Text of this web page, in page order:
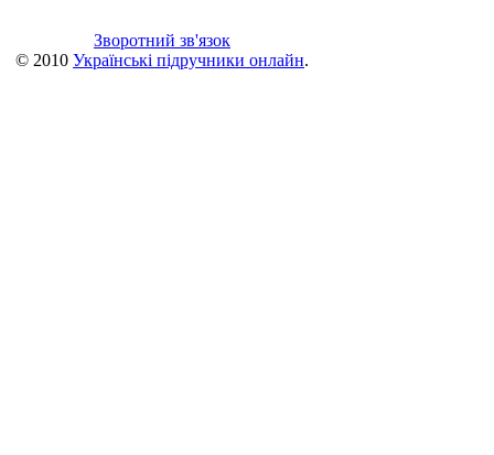
Зворотний зв'язок
© 2010 Українські підручники онлайн.